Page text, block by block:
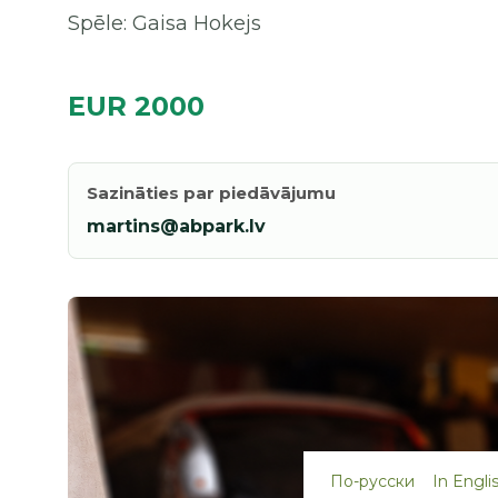
Spēle: Gaisa Hokejs
EUR 2000
Sazināties par piedāvājumu
martins@abpark.lv
По-русски In